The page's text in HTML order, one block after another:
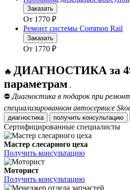
Заказать
От 1770 ₽
Ремонт системы Common Rail
Заказать
От 1770 ₽
🔥 ДИАГНОСТИКА за
параметрам .
⛔ Диагностика в подарок при
специализированном автосервисе
диагностика получить консультацию
Сертифицированные специалисты
Мастер слесарного цеха
Получить консультацию
Моторист
Получить консультацию